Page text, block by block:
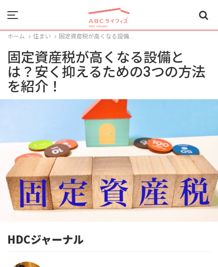
Menu
ホーム 住まい 固定資産税が高くなる設備...
固定資産税が高くなる設備と
は？安く抑えるための3つの方法
を紹介！
HDCジャーナル